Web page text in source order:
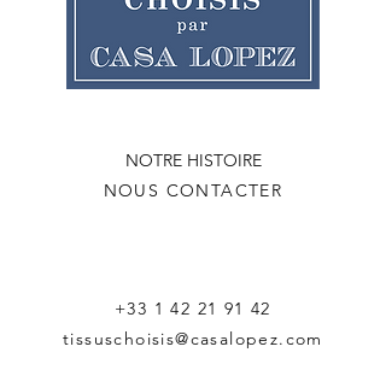
NOTRE HISTOIRE
NOUS CONTACTER
+33 1 42 21 91 42
tissuschoisis@casalopez.com